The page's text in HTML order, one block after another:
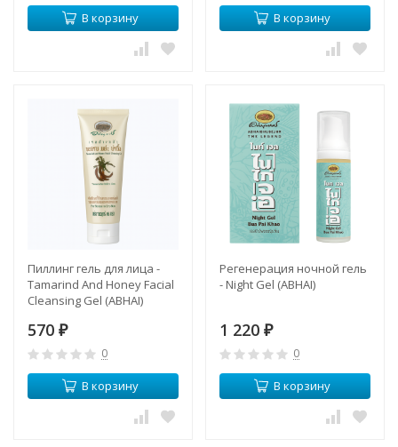
В корзину В корзину
Пиллинг гель для лица -
Tamarind And Honey Facial
Cleansing Gel (ABHAI)
570 ₽
0
В корзину
Регенерация ночной гель
- Night Gel (ABHAI)
1 220 ₽
0
В корзину